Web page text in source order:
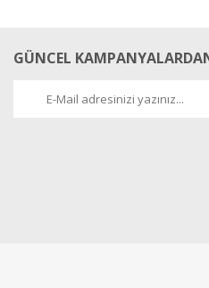
GÜNCEL